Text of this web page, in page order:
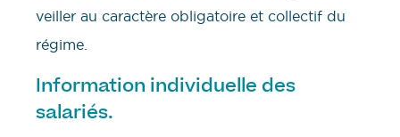
veiller au caractère obligatoire et collectif du
régime.
Information individuelle des
salariés.